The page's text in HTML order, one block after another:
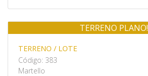
TERRENO PLANO!
TERRENO / LOTE
Código: 383
Martello